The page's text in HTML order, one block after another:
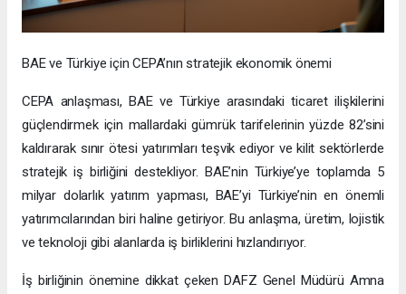
BAE ve Türkiye için CEPA’nın stratejik ekonomik önemi
CEPA anlaşması, BAE ve Türkiye arasındaki ticaret ilişkilerini
güçlendirmek için mallardaki gümrük tarifelerinin yüzde 82’sini
kaldırarak sınır ötesi yatırımları teşvik ediyor ve kilit sektörlerde
stratejik iş birliğini destekliyor. BAE’nin Türkiye’ye toplamda 5
milyar dolarlık yatırım yapması, BAE’yi Türkiye’nin en önemli
yatırımcılarından biri haline getiriyor. Bu anlaşma, üretim, lojistik
ve teknoloji gibi alanlarda iş birliklerini hızlandırıyor.
İş birliğinin önemine dikkat çeken DAFZ Genel Müdürü Amna